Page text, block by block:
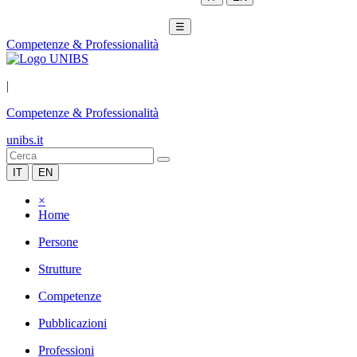
☰
Competenze & Professionalità
|
Competenze & Professionalità
unibs.it
IT EN
×
Home
Persone
Strutture
Competenze
Pubblicazioni
Professioni